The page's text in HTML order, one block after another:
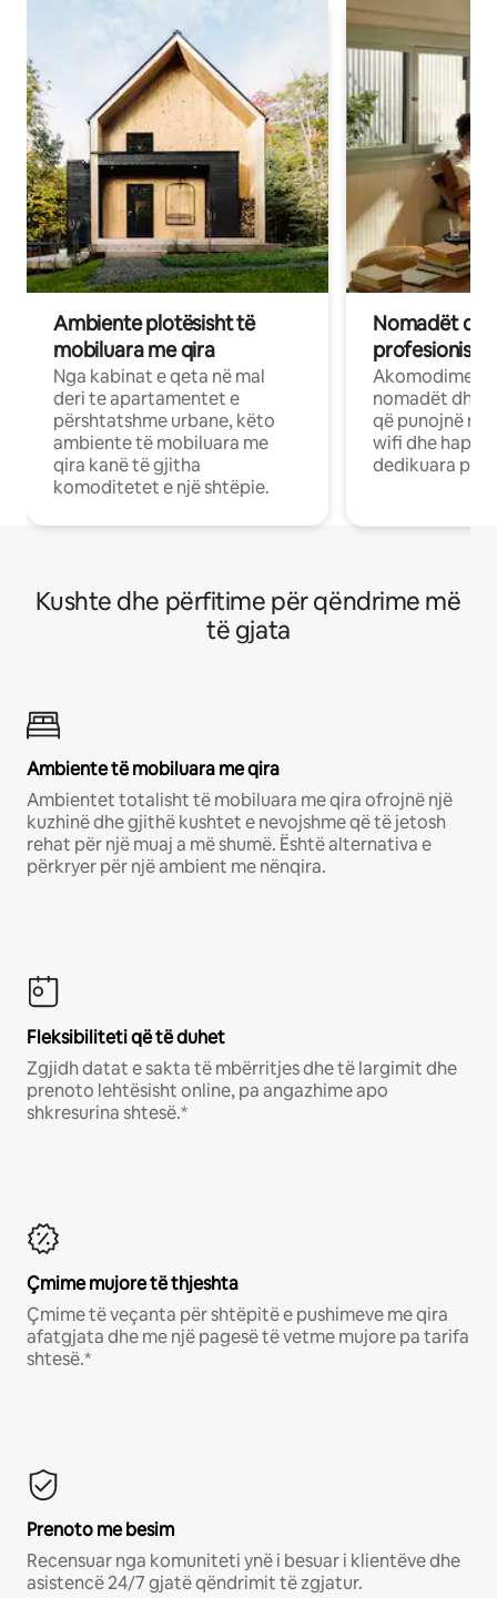
Ambiente plotësisht të
mobiluara me qira
Nga kabinat e qeta në mal
deri te apartamentet e
përshtatshme urbane, këto
ambiente të mobiluara me
qira kanë të gjitha
komoditetet e një shtëpie.
Nomadët
Akomodime
nomadët dhe
që punojnë në
wifi dhe
dedikuara
Kushte dhe përfitime për qëndrime më
të gjata
Ambiente të mobiluara me qira
Ambientet totalisht të mobiluara me qira ofrojnë një
kuzhinë dhe gjithë kushtet e nevojshme që të jetosh
rehat për një muaj a më shumë. Është alternativa e
përkryer për një ambient me nënqira.
Fleksibiliteti që të duhet
Zgjidh datat e sakta të mbërritjes dhe të largimit dhe
prenoto lehtësisht online, pa angazhime apo
shkresurina shtesë.*
Çmime mujore të thjeshta
Çmime të veçanta për shtëpitë e pushimeve me qira
afatgjata dhe me një pagesë të vetme mujore pa tarifa
shtesë.*
Prenoto me besim
Recensuar nga komuniteti ynë i besuar i klientëve dhe
asistencë 24/7 gjatë qëndrimit të zgjatur.